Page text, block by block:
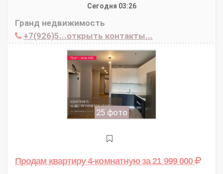
Сегодня 03:26
Гранд недвижимость
+7(926)5...открыть контакты...
25 фото
Продам квартиру 4-комнатнуюза 21 999 000